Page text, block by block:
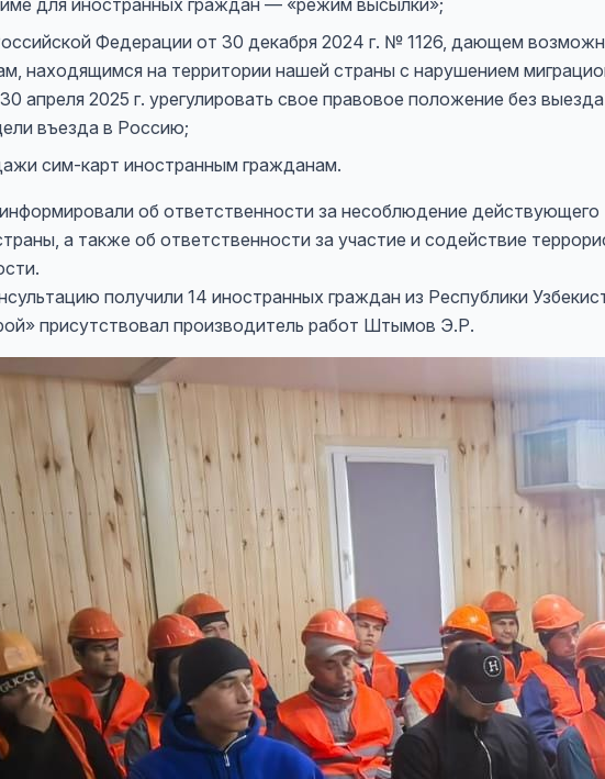
для иностранных граждан — «режим высылки»;
Федерации от 30 декабря 2024 г. № 1126, дающем
находящимся на территории нашей страны с нарушением
апреля 2025 г. урегулировать свое правовое положение без
въезда в Россию;
сим-карт иностранным гражданам.
об ответственности за несоблюдение действующего
а также об ответственности за участие и содействие
получили 14 иностранных граждан из Республики
присутствовал производитель работ Штымов Э.Р.